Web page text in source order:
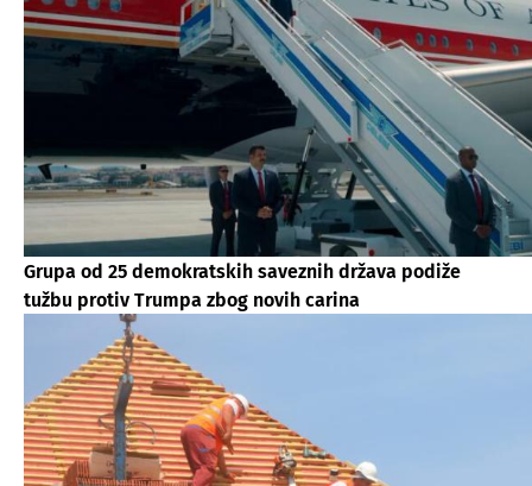
Grupa od 25 demokratskih saveznih država podiže
tužbu protiv Trumpa zbog novih carina